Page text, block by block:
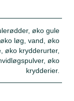
øko gule
løg, vand, øko
øko krydderurter,
øko
krydderier.